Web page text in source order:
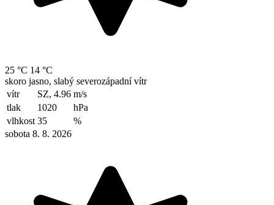
25 °C 14 °C
skoro jasno, slabý severozápadní vítr
vítr
SZ, 4.96 m/s
tlak
1020
hPa
vlhkost 35
%
sobota 8. 8. 2026